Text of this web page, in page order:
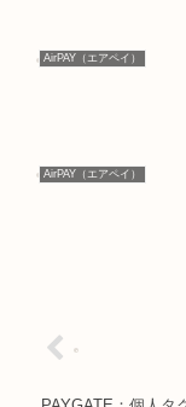
AirPAY（エアペイ）
AirPAY（エアペイ）